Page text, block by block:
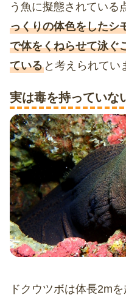
う魚に擬態されている
っくりの体色をしたシ
で体をくねらせて泳ぐ
ている と考えられてい
実は毒を持っていな
ドクウツボは体長2m